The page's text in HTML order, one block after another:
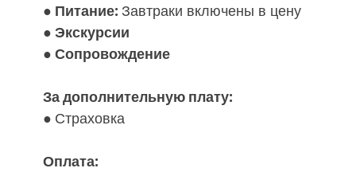
● Питание: Завтраки включены в цену
● Экскурсии
● Сопровождение
За дополнительную плату:
● Страховка
Оплата: